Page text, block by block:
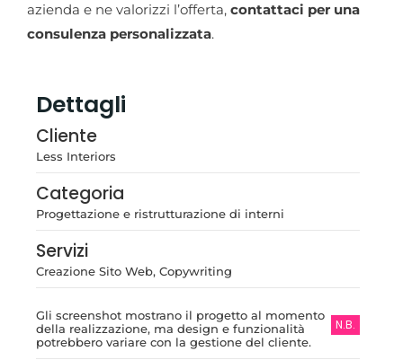
azienda e ne valorizzi l’offerta, contattaci per una
consulenza personalizzata.
Dettagli
Cliente
Less Interiors
Categoria
Progettazione e ristrutturazione di interni
Servizi
Creazione Sito Web, Copywriting
Gli screenshot mostrano il progetto al momento
della realizzazione, ma design e funzionalità
potrebbero variare con la gestione del cliente.
N.B.